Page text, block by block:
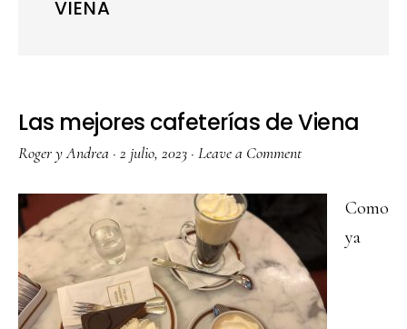
VIENA
Las mejores cafeterías de Viena
Roger y Andrea · 2 julio, 2023 · Leave a Comment
Como
ya